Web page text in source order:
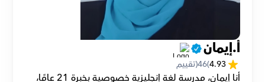
أ.إيمان
4.93
(
46(تقييم